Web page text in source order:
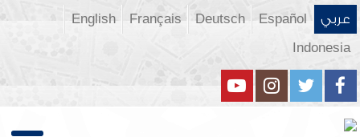
عربي Español
Deutsch
Français
English
Indonesia